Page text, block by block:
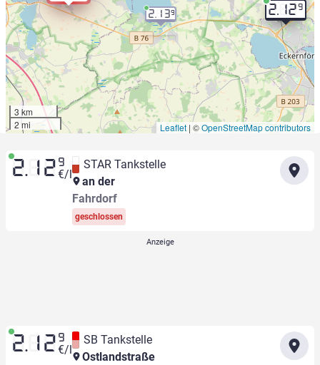
2.129
2.139
3 km
2 mi
Leaflet | ©OpenStreetMap contributors
2.12 9
€/l
STAR Tankstelle
an der
Fahrdorf
geschlossen
2.12 9
€/l
SB Tankstelle
Ostlandstraße